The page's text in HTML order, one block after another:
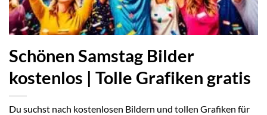
Schönen Samstag Bilder
kostenlos | Tolle Grafiken gratis
Du suchst nach kostenlosen Bildern und tollen Grafiken für